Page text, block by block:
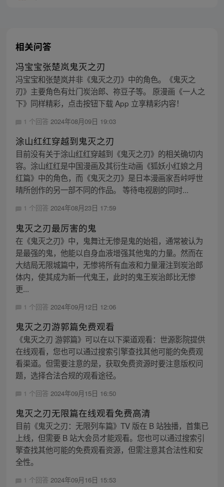
相关问答
冯宝宝张楚岚鬼灭之刃
冯宝宝和张楚岚并非《鬼灭之刃》中的角色。《鬼灭之
刃》主要角色有灶门炭治郎、祢豆子等。 原漫画《一人之
下》同样精彩，点击按钮下载 App 立享精彩内容！
1 个回答 2024年08月09日 19:03
涂山红红穿越到鬼灭之刃
目前没有关于涂山红红穿越到《鬼灭之刃》的相关确切内
容。涂山红红是中国漫画及其衍生动画《狐妖小红娘之月
红篇》中的角色，而《鬼灭之刃》是日本漫画家吾峠呼世
晴所创作的另一部不同的作品。 等待电视剧的同时...
1 个回答 2024年08月23日 17:59
鬼灭之刃最厉害的鬼
在《鬼灭之刃》中，鬼舞辻无惨是鬼的始祖，通常被认为
是最强的鬼，他能以自身血液增强其他鬼的力量。然而在
大结局无限城篇中，无惨将所有血液和力量灌注到炭治郎
体内，使其成为新一代鬼王，此时的鬼王炭治郎比无惨
更...
1 个回答 2024年09月12日 12:06
鬼灭之刃游郭篇免费观看
《鬼灭之刃 游郭篇》可以在以下渠道观看：世源影院提供
在线观看，您也可以通过搜索引擎查找其他可能的免费观
看渠道。但需要注意的是，获取免费资源时要注意版权问
题，选择合法合规的观看途径。
1 个回答 2024年09月15日 16:50
鬼灭之刃无限篇在线观看免费高清
目前《鬼灭之刃：无限列车篇》TV 版在 B 站独播，首集已
上线，但需要 B 站大会员才能观看。您也可以通过搜索引
擎查找其他可能的免费观看资源，但需注意其合法性和安
全性。
1 个回答 2024年09月16日 15:53